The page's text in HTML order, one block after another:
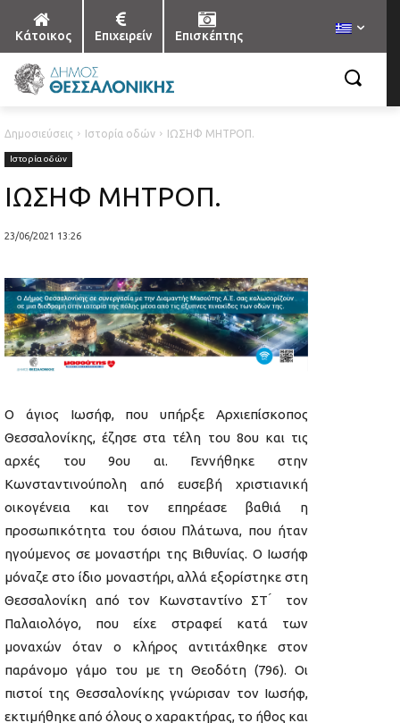
Κάτοικος Επιχειρείν Επισκέπτης
Δημοσιεύσεις Ιστορία οδών ΙΩΣΗΦ ΜΗΤΡΟΠ.
Ιστορία οδών
ΙΩΣΗΦ ΜΗΤΡΟΠ.
23/06/2021 13:26
Ο άγιος Ιωσήφ, που υπήρξε Αρχιεπίσκοπος
Θεσσαλονίκης, έζησε στα τέλη του 8ου και τις
αρχές του 9ου αι. Γεννήθηκε στην
Κωνσταντινούπολη από ευσεβή χριστιανική
οικογένεια και τον επηρέασε βαθιά η
προσωπικότητα του όσιου Πλάτωνα, που ήταν
ηγούμενος σε μοναστήρι της Βιθυνίας. Ο Ιωσήφ
μόναζε στο ίδιο μοναστήρι, αλλά εξορίστηκε στη
Θεσσαλονίκη από τον Κωνσταντίνο ΣΤ ́ τον
Παλαιολόγο, που είχε στραφεί κατά των
μοναχών όταν ο κλήρος αντιτάχθηκε στον
παράνομο γάμο του με τη Θεοδότη (796). Οι
πιστοί της Θεσσαλονίκης γνώρισαν τον Ιωσήφ,
εκτιμήθηκε από όλους ο χαρακτήρας, το ήθος και